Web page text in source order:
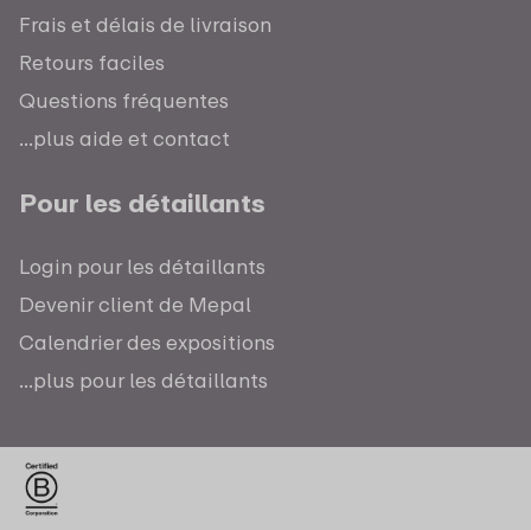
Frais et délais de livraison
Retours faciles
Questions fréquentes
...plus aide et contact
Pour les détaillants
Login pour les détaillants
Devenir client de Mepal
Calendrier des expositions
...plus pour les détaillants